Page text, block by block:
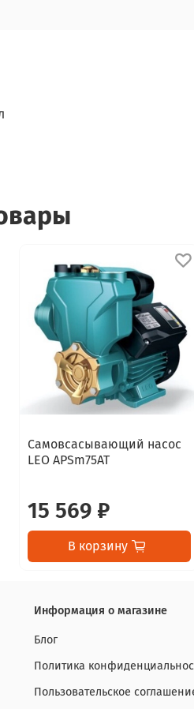
Самовсасывающий насос
LEO APSm75AT
15 569 ₽
В корзину
Информация о магазине
Блог
Политика
Пользовательское